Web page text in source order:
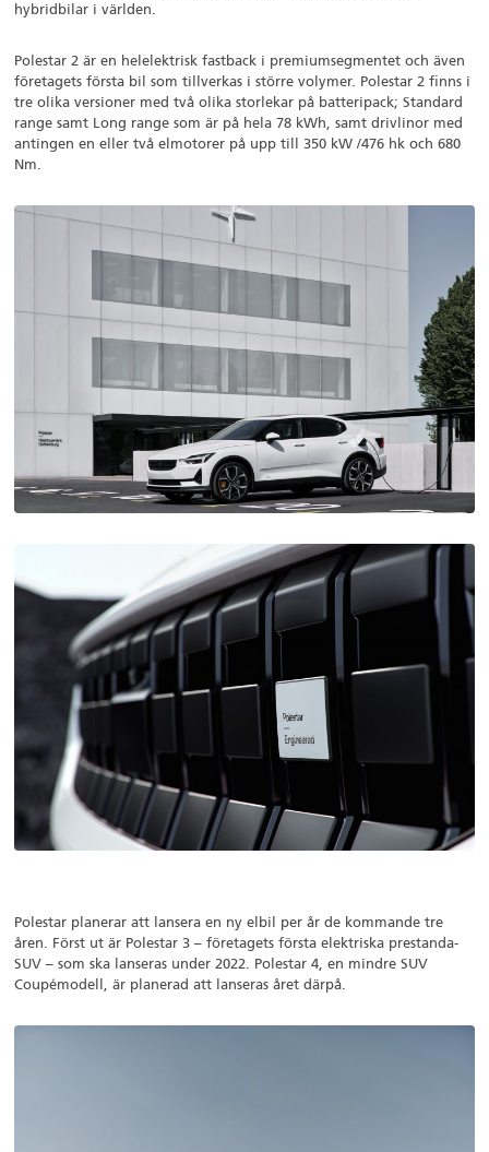
hybridbilar i världen.
Polestar 2 är en helelektrisk fastback i premiumsegmentet och även
företagets första bil som tillverkas i större volymer. Polestar 2 finns i
tre olika versioner med två olika storlekar på batteripack; Standard
range samt Long range som är på hela 78 kWh, samt drivlinor med
antingen en eller två elmotorer på upp till 350 kW /476 hk och 680
Nm.
Polestar planerar att lansera en ny elbil per år de kommande tre
åren. Först ut är Polestar 3 – företagets första elektriska prestanda-
SUV – som ska lanseras under 2022. Polestar 4, en mindre SUV
Coupémodell, är planerad att lanseras året därpå.